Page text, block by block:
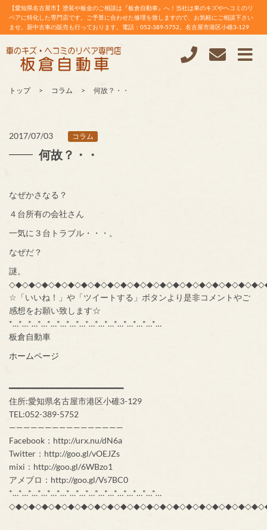
【愛知県名古屋市】塗装や板金のご相談は『板倉自動車』へ！当社は車のキズやヘコミのリ
ペアに特化した専門店です。ご予算に合わせた修理を致しますので、お気軽にご相談下さい
ませ。新中古車の販売も行っております。電話：052-389-5752。名古屋市港区小碓3-129
トップ コラム 何故？・・
2017/07/03 コラム
何故？・・
なぜかさなる？
４台所有の会社さん
一気に３台トラブル・・・。
なぜだ？
謎。
☆「いいね！」や「ツイートする」ボタンより是非コメントやご
感想をお願い致します☆
*…*…*…*…*…*…*…*…*…*…*…*…*…*…*…*…
板倉自動車
ホームページ
━━━━━━━━━━━━━━━━━━━━━━━━
住所:愛知県名古屋市港区小碓3-129
TEL:052-389-5752
————————————————
Facebook：http://urx.nu/dN6a
Twitter：http://goo.gl/vOEJZs
mixi：http://goo.gl/6WBzo1
アメブロ：http://goo.gl/Vs7BC0
*…*…*…*…*…*…*…*…*…*…*…*…*…*…*…*…